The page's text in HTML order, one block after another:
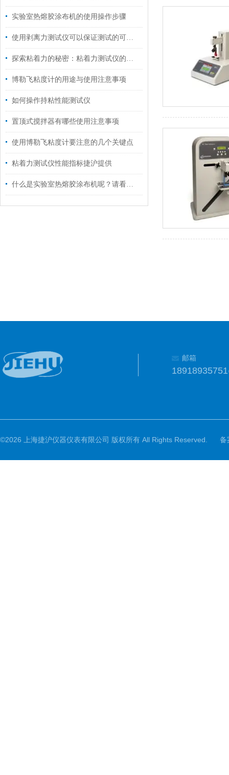
实验室热熔胶涂布机的使用操作步骤
使用剥离力测试仪可以保证测试的可靠性和稳定性
探索粘着力的秘密：粘着力测试仪的应用与优势
博勒飞粘度计的用途与使用注意事项
如何操作持粘性能测试仪
置顶式搅拌器有哪些使用注意事项
使用博勒飞粘度计要注意的几个关键点
粘着力测试仪性能指标捷沪提供
什么是实验室热熔胶涂布机呢？请看这里介绍
邮箱
©2026 上海捷沪仪器仪表有限公司 版权所有 All Rights Reserved. 备